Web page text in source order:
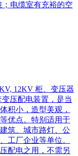
；电缆室有充裕的空
12KV 柜、变压器
压配电装置，是当
积小，造型美观，
优点。特别适用于
筑、城市路灯、公
工厂企业等单位。
配电之用，不需另